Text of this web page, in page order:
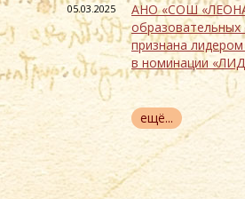
05.03.2025
АНО «СОШ
образовательных
признана
в номинации
ещё...